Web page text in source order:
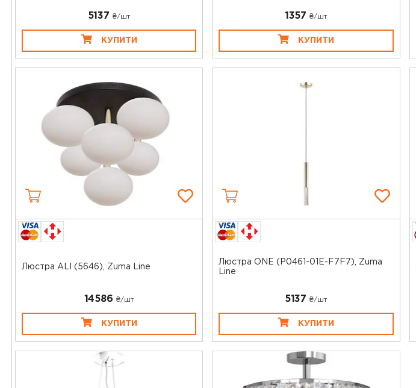
5137 ₴/шт
КУПИТИ
1357 ₴/шт
КУПИТИ
Люстра ALI (5646), Zuma Line
14586 ₴/шт
КУПИТИ
Люстра ONE (P0461-01E-F7F7), Zuma
Line
5137 ₴/шт
КУПИТИ